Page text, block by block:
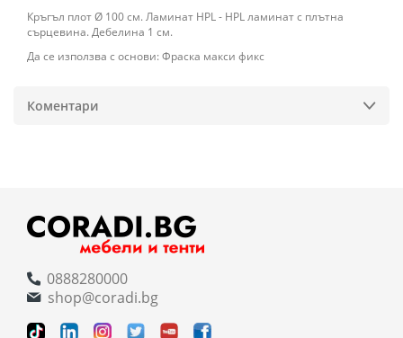
Кръгъл плот Ø 100 см. Ламинат HPL - HPL ламинат с плътна
сърцевина. Дебелина 1 см.
Да се ​​използва с основи: Фраска макси фикс
Коментари
0888280000
shop@coradi.bg